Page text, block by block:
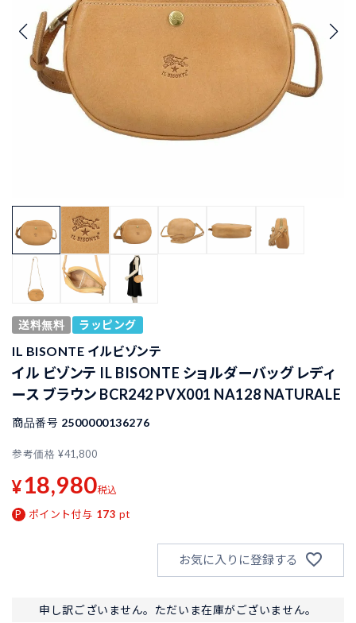
送料無料 ラッピング
IL BISONTE イルビゾンテ
イル ビゾンテ IL BISONTE ショルダーバッグ レディ
ース ブラウン BCR242 PVX001 NA128 NATURALE
商品番号 2500000136276
参考価格 ¥41,800
¥18,980税込
ポイント付与 173 pt
お気に入りに登録する
申し訳ございません。ただいま在庫がございません。